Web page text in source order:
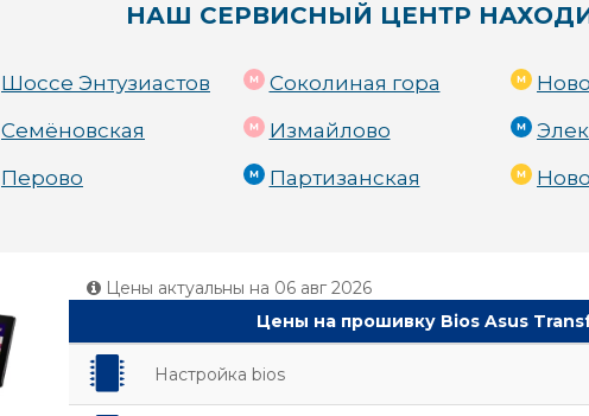
НАШ СЕРВИСНЫЙ ЦЕНТР
Шоссе Энтузиастов
Семёновская
Перово
Соколиная гора
Измайлово
Партизанская
Цены актуальны на 06 авг 2026
Цены на прошивку Bios Asus
Настройка bios